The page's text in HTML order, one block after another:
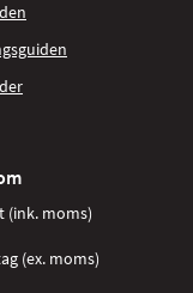
(ink. moms)
(ex. moms)